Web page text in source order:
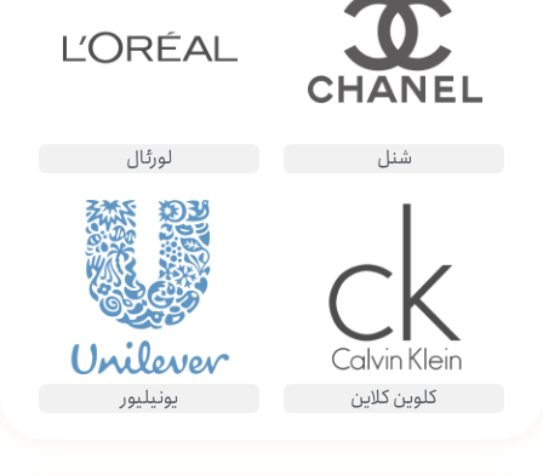
شنل لورئال
کلوین کلاین یونیلیور